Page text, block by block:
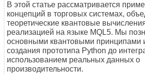
В этой статье рассматривается
концепций в торговых системах,
теоретические квантовые
реализацией на языке MQL5. Мы
основными квантовыми принципами
создания прототипа Python до
использованием реальных данных о
производительности.